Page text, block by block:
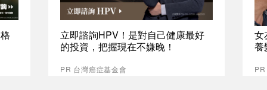
立即諮詢HPV！是對自己健康最好
的投資，把握現在不嫌晚！
PR 台灣癌症基金會
女
養